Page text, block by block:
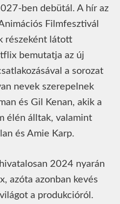
ben debütál. A hír az
Filmfesztivál
részeként látott
bemutatja az új
a sorozat
nevek szerepelnek
és Gil Kenan, akik a
élén álltak, valamint
és Amie Karp.
2024 nyarán
azóta azonban kevés
a produkcióról.